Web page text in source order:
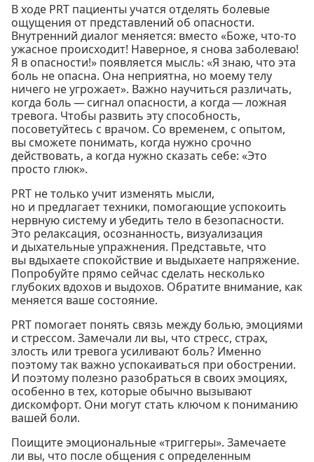
В ходе PRT пациенты учатся отделять болевые
ощущения от представлений об опасности.
Внутренний диалог меняется: вместо «Боже, что-то
ужасное происходит! Наверное, я снова заболеваю!
Я в опасности!» появляется мысль: «Я знаю, что эта
боль не опасна. Она неприятна, но моему телу
ничего не угрожает». Важно научиться различать,
когда боль — сигнал опасности, а когда — ложная
тревога. Чтобы развить эту способность,
посоветуйтесь с врачом. Со временем, с опытом,
вы сможете понимать, когда нужно срочно
действовать, а когда нужно сказать себе: «Это
просто глюк».
PRT не только учит изменять мысли,
но и предлагает техники, помогающие успокоить
нервную систему и убедить тело в безопасности.
Это релаксация, осознанность, визуализация
и дыхательные упражнения. Представьте, что
вы вдыхаете спокойствие и выдыхаете напряжение.
Попробуйте прямо сейчас сделать несколько
глубоких вдохов и выдохов. Обратите внимание, как
меняется ваше состояние.
PRT помогает понять связь между болью, эмоциями
и стрессом. Замечали ли вы, что стресс, страх,
злость или тревога усиливают боль? Именно
поэтому так важно успокаиваться при обострении.
И поэтому полезно разобраться в своих эмоциях,
особенно в тех, которые обычно вызывают
дискомфорт. Они могут стать ключом к пониманию
вашей боли.
Поищите эмоциональные «триггеры». Замечаете
ли вы, что после общения с определенным